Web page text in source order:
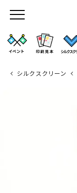
シルクスクリーン